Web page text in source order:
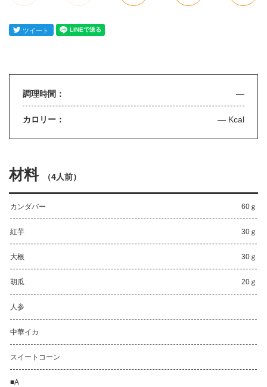
調理時間： —
カロリー： — Kcal
材料 （4人前）
カンダバー 60ｇ
紅芋 30ｇ
大根 30ｇ
胡瓜 20ｇ
人参
中華イカ
スイートコーン
■A